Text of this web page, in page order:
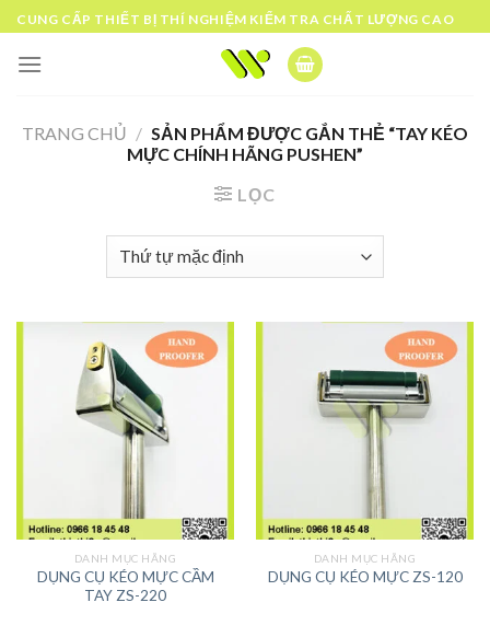
Skip
to
content
CUNG CẤP THIẾT BỊ THÍ NGHIỆM KIỂM TRA CHẤT LƯỢNG CAO
TRANG CHỦ / SẢN PHẨM ĐƯỢC GẮN THẺ “TAY KÉO
MỰC CHÍNH HÃNG PUSHEN”
LỌC
DANH MỤC HÃNG
DỤNG CỤ KÉO MỰC CẦM
TAY ZS-220
DANH MỤC HÃNG
DỤNG CỤ KÉO MỰC ZS-120